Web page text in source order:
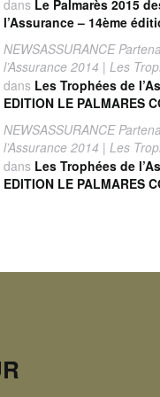
dans Le Palmarès 2015
l’Assurance – 14ème
NEWSASSURANCE
l’Assurance 2014 | Les
dans Les Trophées de
EDITION LE PALMARES
NEWSASSURANCE
l’Assurance 2014 | Les
dans Les Trophées de
EDITION LE PALMARES